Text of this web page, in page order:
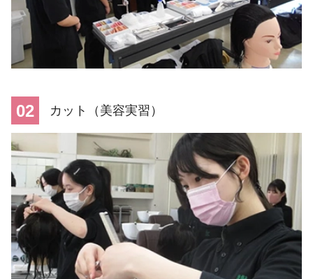
02 カット（美容実習）